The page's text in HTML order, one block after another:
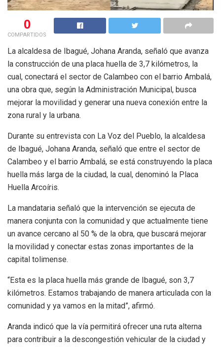
0
COMPARTIDOS
La alcaldesa de Ibagué, Johana Aranda, señaló que avanza
la construcción de una placa huella de 3,7 kilómetros, la
cual, conectará el sector de Calambeo con el barrio Ambalá,
una obra que, según la Administración Municipal, busca
mejorar la movilidad y generar una nueva conexión entre la
zona rural y la urbana.
Durante su entrevista con La Voz del Pueblo, la alcaldesa
de Ibagué, Johana Aranda, señaló que entre el sector de
Calambeo y el barrio Ambalá, se está construyendo la placa
huella más larga de la ciudad, la cual, denominó la Placa
Huella Arcoíris.
La mandataria señaló que la intervención se ejecuta de
manera conjunta con la comunidad y que actualmente tiene
un avance cercano al 50 % de la obra, que buscará mejorar
la movilidad y conectar estas zonas importantes de la
capital tolimense.
“Esta es la placa huella más grande de Ibagué, son 3,7
kilómetros. Estamos trabajando de manera articulada con la
comunidad y ya vamos en la mitad”, afirmó.
Aranda indicó que la vía permitirá ofrecer una ruta alterna
para contribuir a la descongestión vehicular de la ciudad y